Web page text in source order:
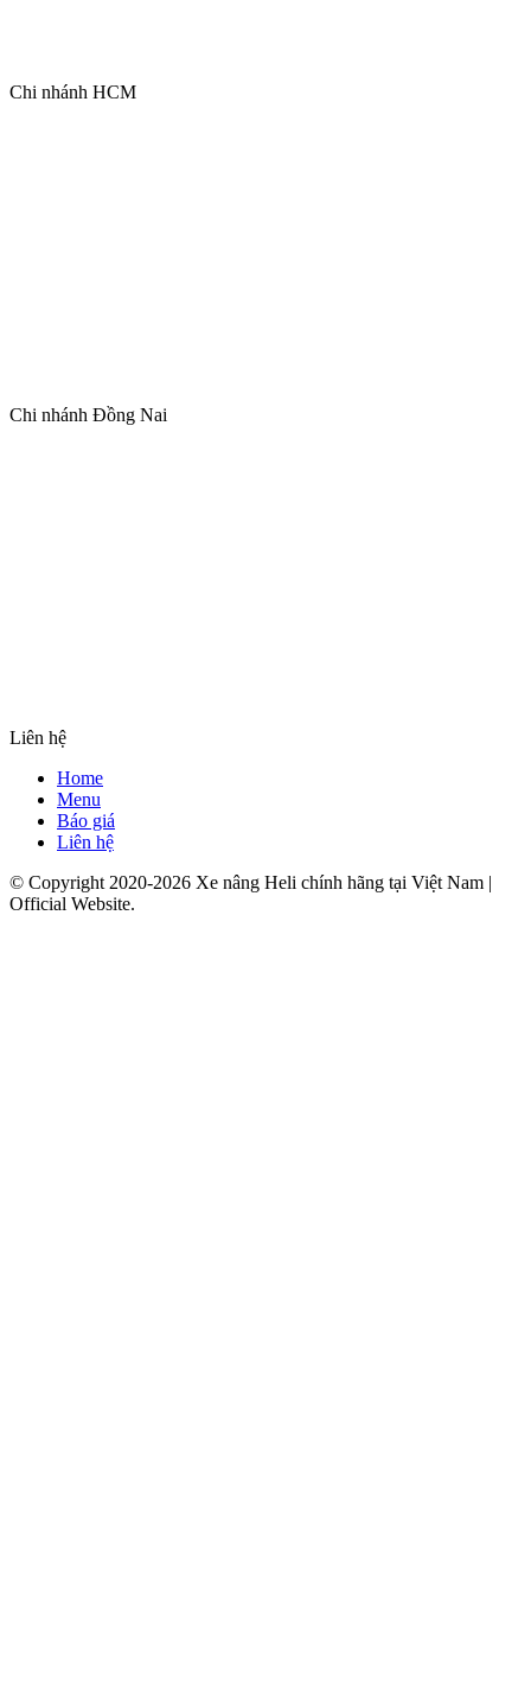
Chi nhánh HCM
Chi nhánh Đồng Nai
Liên hệ
Home
Menu
Báo giá
Liên hệ
© Copyright 2020-2026 Xe nâng Heli chính hãng tại Việt Nam |
Official Website.